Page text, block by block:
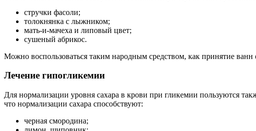
стручки фасоли;
толокнянка с лыжником;
мать-и-мачеха и липовый цвет;
сушеный абрикос.
Можно воспользоваться таким народным средством, как принятие ванн
Лечение гипогликемии
Для нормализации уровня сахара в крови при гликемии пользуются
что нормализации сахара способствуют:
черная смородина;